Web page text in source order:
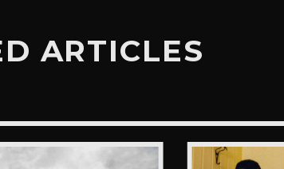
ARTICLES